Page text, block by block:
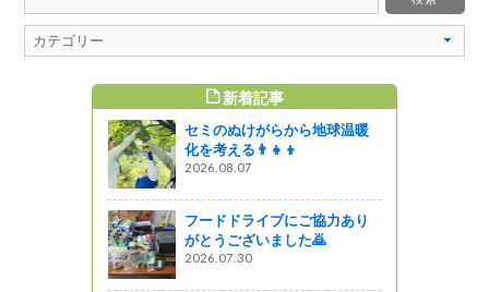
新着記事
セミのぬけがらから地球温暖
化を考える👨‍👧‍👦
2026.08.07
フードドライブにご協力あり
がとうございました🙇
2026.07.30